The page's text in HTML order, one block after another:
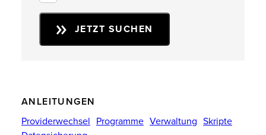
JETZT SUCHEN
ANLEITUNGEN
Providerwechsel Programme Verwaltung Skripte